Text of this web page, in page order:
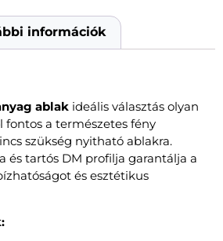
információk
ablak ideális választás olyan
fontos a természetes fény
szükség nyitható ablakra.
és tartós DM profilja garantálja a
és esztétikus